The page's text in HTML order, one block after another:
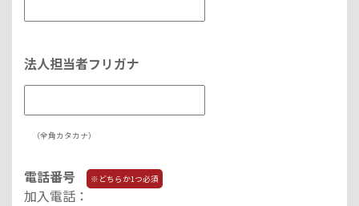
法人担当者フリガナ
（全角カタカナ）
電話番号 ※どちらか1つ必須
加入電話：